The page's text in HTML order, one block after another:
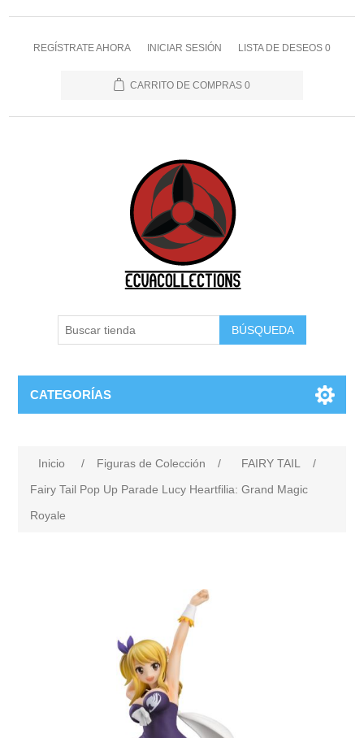
REGÍSTRATE AHORA INICIAR SESIÓN LISTA DE DESEOS 0
CARRITO DE COMPRAS 0
BÚSQUEDA
CATEGORÍAS
Inicio / Figuras de Colección / FAIRY TAIL
/
Fairy Tail Pop Up Parade Lucy Heartfilia: Grand Magic
Royale